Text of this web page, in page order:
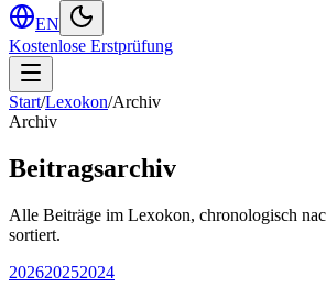
EN
Kostenlose Erstprüfung
Start/Lexokon/Archiv
Archiv
Beitragsarchiv
Alle Beiträge im Lexokon, chronologisch
sortiert.
202620252024